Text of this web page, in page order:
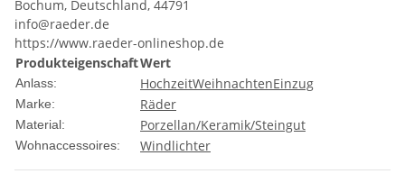
Bochum, Deutschland, 44791
info@raeder.de
https://www.raeder-onlineshop.de
ProdukteigenschaftWert
Anlass: HochzeitWeihnachtenEinzug
Marke: Räder
Material: Porzellan/Keramik/Steingut
Wohnaccessoires: Windlichter